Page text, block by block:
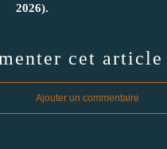
2026).
cet article
Ajouter un commentaire